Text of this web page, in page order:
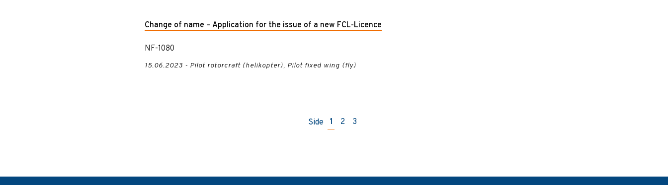
Change of name – Application for the issue of a new FCL-Licence
NF-1080
15.06.2023 - Pilot rotorcraft (helikopter), Pilot fixed wing (fly)
Side 1 2 3